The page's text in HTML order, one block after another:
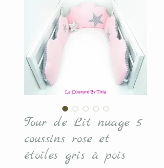
Tour de Lit nuage 5
coussins rose et
étoiles gris à pois